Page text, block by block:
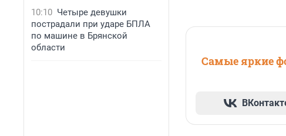
10:10 Четыре девушки
пострадали при ударе БПЛА
по машине в Брянской
области
Самые яркие